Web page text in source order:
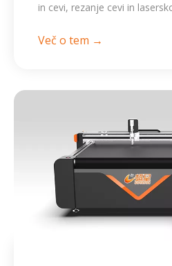
in cevi, rezanje cevi in
Več o tem →